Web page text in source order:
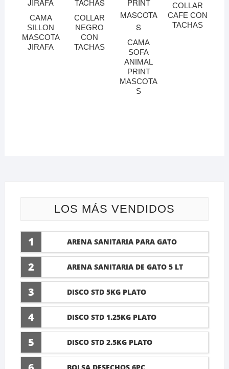
CAMA
SILLON
MASCOTA
JIRAFA
COLLAR
NEGRO
CON
TACHAS
CAMA
SOFA
ANIMAL
PRINT
MASCOTA
S
COLLAR
CAFE CON
TACHAS
LOS MÁS VENDIDOS
1 ARENA SANITARIA PARA GATO
LAVANDA 10 LTI
2 ARENA SANITARIA DE GATO 5 LT
3 DISCO STD 5KG PLATO
4 DISCO STD 1.25KG PLATO
5 DISCO STD 2.5KG PLATO